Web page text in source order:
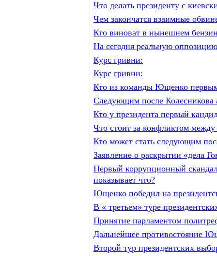
Что делать президенту с
Чем закончатся взаимные
Кто виноват в нынешнем
На сегодня реальную
Курс гривни:
Курс гривни:
Кто из команды Ющенко первым
Следующим после Колесникова
Кто у президента первый
Что стоит за конфликтом
Кто может стать следующим
Заявление о раскрытии «дела
Первый коррупционный
показывает что?
Ющенко победил на
В « третьем» туре
Принятие парламентом
Дальнейшее противостояние
Второй тур президентских